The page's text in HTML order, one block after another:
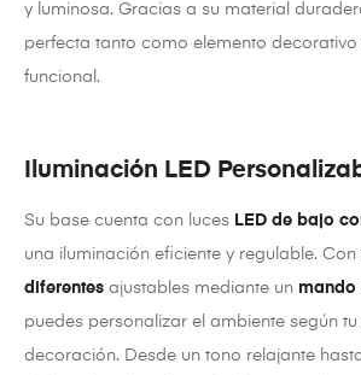
y luminosa. Gracias a su material
perfecta tanto como elemento
funcional.
Iluminación LED
Su base cuenta con luces LED de bajo
una iluminación eficiente y regulable. Con
diferentes ajustables mediante un mando
puedes personalizar el ambiente según
decoración. Desde un tono relajante